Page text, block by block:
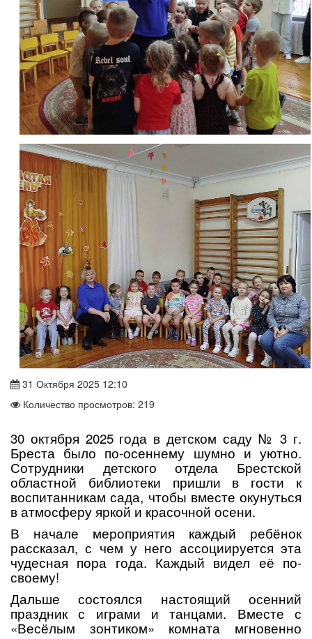
31 Октября 2025 12:10
Количество просмотров: 219
30 октября 2025 года в детском саду № 3 г.
Бреста было по-осеннему шумно и уютно.
Сотрудники детского отдела Брестской
областной библиотеки пришли в гости к
воспитанникам сада, чтобы вместе окунуться
в атмосферу яркой и красочной осени.
В начале мероприятия каждый ребёнок
рассказал, с чем у него ассоциируется эта
чудесная пора года. Каждый видел её по-
своему!
Дальше состоялся настоящий осенний
праздник с играми и танцами. Вместе с
«Весёлым зонтиком» комната мгновенно